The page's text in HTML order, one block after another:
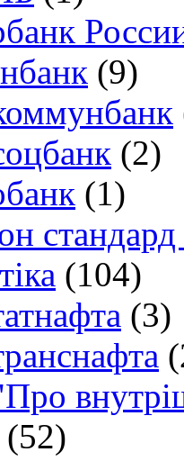
(9)
(2)
(1)
стандард
(104)
(3)
(52)